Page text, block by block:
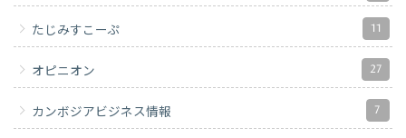
たじみすこーぷ 11
オピニオン 27
カンボジアビジネス情報 7